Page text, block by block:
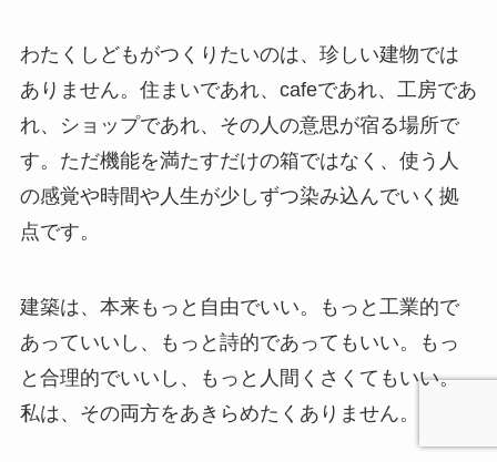
わたくしどもがつくりたいのは、珍しい建物では
ありません。住まいであれ、cafeであれ、工房であ
れ、ショップであれ、その人の意思が宿る場所で
す。ただ機能を満たすだけの箱ではなく、使う人
の感覚や時間や人生が少しずつ染み込んでいく拠
点です。
建築は、本来もっと自由でいい。もっと工業的で
あっていいし、もっと詩的であってもいい。もっ
と合理的でいいし、もっと人間くさくてもいい。
私は、その両方をあきらめたくありません。